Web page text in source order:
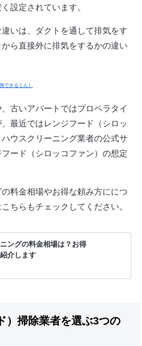
設定されています。
いは、ダクトを通して排気をす
ら直接外に排気をするかの違い
できるくん）
古いアパートではプロペラタイ
最近ではレンジフード（シロッ
ウスクリーニング業者の公式サ
ード（シロッコファン）の想定
料金相場やお得な頼み方ににつ
ちらもチェックしてください。
ングの料金相場は？お得
介します
）掃除業者を選ぶ3つの